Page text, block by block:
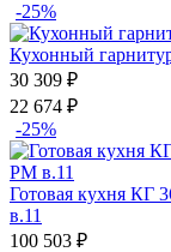
-25%
Кухонный
30 309 ₽
22 674 ₽
-25%
Готовая кухня
в.11
100 503 ₽